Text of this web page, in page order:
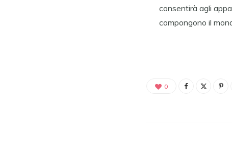
consentirà agli
compongono il
0